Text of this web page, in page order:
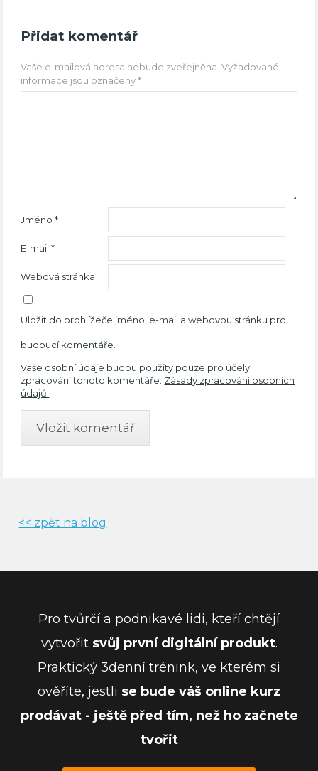
Přidat komentář
Vaše e-mailová adresa nebude zveřejněna. Vyžadované
informace jsou označeny*
Jméno*
E-mail*
Webová stránka
Uložit do prohlížeče jméno, e-mail a webovou stránku pro
budoucí komentáře.
Vaše osobní údaje budou použity pouze pro účely
zpracování tohoto komentáře. Zásady zpracování osobních
údajů.
<< zpět na blog
Pro tvůrčí a podnikavé lidi, kteří chtějí
vytvořit svůj první digitální produkt.
Praktický 3denní trénink, ve kterém si
ověříte, jestli se bude váš online kurz
prodávat - ještě před tím, než ho začnete
tvořit